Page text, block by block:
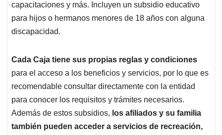
capacitaciones y más. Incluyen un subsidio educativo
para hijos o hermanos menores de 18 años con alguna
discapacidad.
Cada Caja tiene sus propias reglas y condiciones
para el acceso a los beneficios y servicios, por lo que es
recomendable consultar directamente con la entidad
para conocer los requisitos y trámites necesarios.
Además de estos subsidios, los afiliados y su familia
también pueden acceder a servicios de recreación,